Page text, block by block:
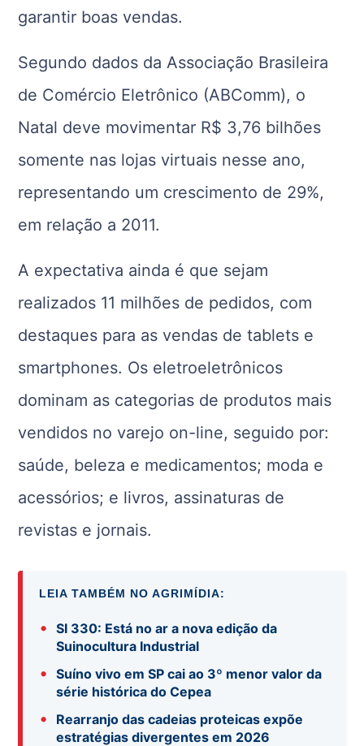
garantir boas vendas.
Segundo dados da Associação Brasileira
de Comércio Eletrônico (ABComm), o
Natal deve movimentar R$ 3,76 bilhões
somente nas lojas virtuais nesse ano,
representando um crescimento de 29%,
em relação a 2011.
A expectativa ainda é que sejam
realizados 11 milhões de pedidos, com
destaques para as vendas de tablets e
smartphones. Os eletroeletrônicos
dominam as categorias de produtos mais
vendidos no varejo on-line, seguido por:
saúde, beleza e medicamentos; moda e
acessórios; e livros, assinaturas de
revistas e jornais.
LEIA TAMBÉM NO AGRIMÍDIA:
•
SI 330: Está no ar a nova edição da
Suinocultura Industrial
•
Suíno vivo em SP cai ao 3º menor valor da
série histórica do Cepea
•
Rearranjo das cadeias proteicas expõe
estratégias divergentes em 2026